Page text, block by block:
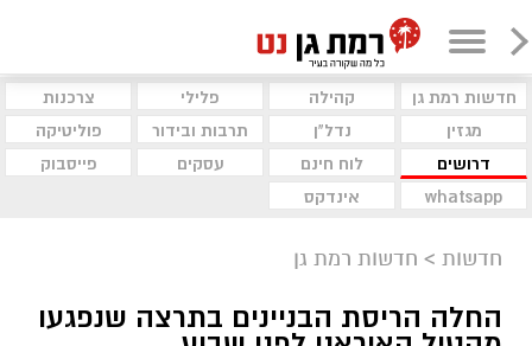
חדשות רמת גן קהילה פלילי
צרכנות
מגזין
נדל"ן תרבות ובידור
פוליטיקה
דרושים
לוח חינם עסקים
פייסבוק
whatsapp
אינדקס
חדשות > חדשות רמת גן
החלה הריסת הבניינים בתרצה שנפגעו